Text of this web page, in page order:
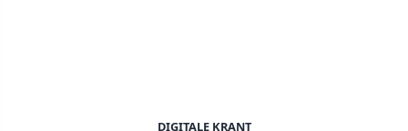
DIGITALE KRANT